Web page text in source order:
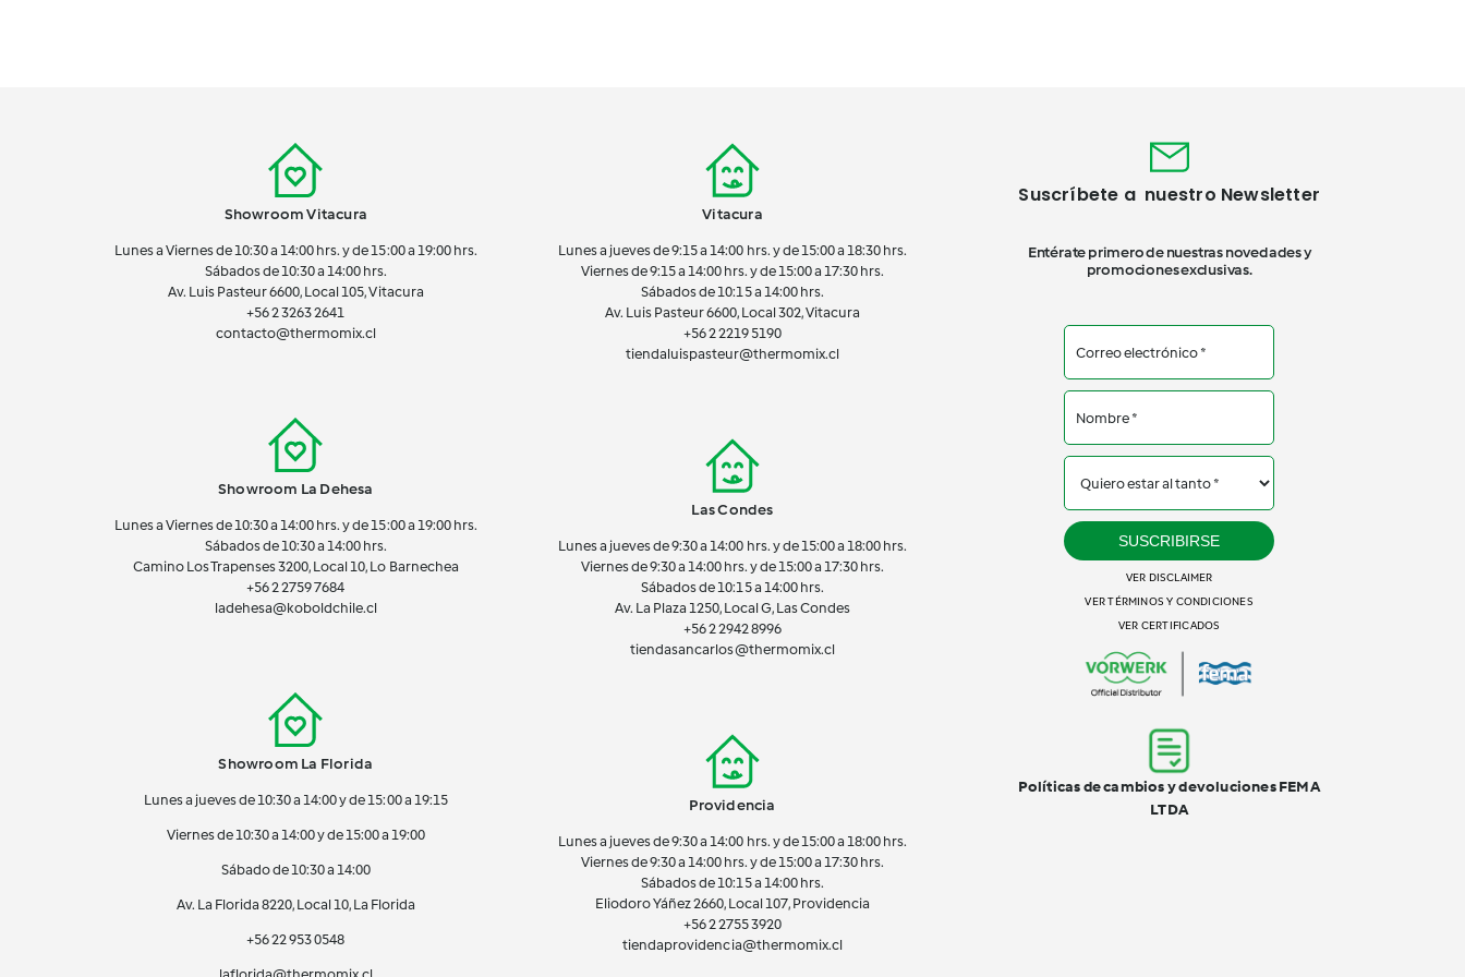
Showroom Vitacura
Lunes a Viernes de 10:30 a 14:00 hrs. y de 15:00 a 19:00 hrs.
Sábados de 10:30 a 14:00 hrs.
Av. Luis Pasteur 6600, Local 105, Vitacura
+56 2 3263 2641
contacto@thermomix.cl
Showroom La Dehesa
Lunes a Viernes de 10:30 a 14:00 hrs. y de 15:00 a 19:00 hrs.
Sábados de 10:30 a 14:00 hrs.
Camino Los Trapenses 3200, Local 10, Lo Barnechea
+56 22759 7684
ladehesa@koboldchile.cl
Showroom La Florida
Lunes a jueves de 10:30 a 14:00 y de 15:00 a 19:15
Viernes de 10:30 a 14:00 y de 15:00 a 19:00
Sábado de 10:30 a 14:00
Av. La Florida 8220, Local 10, La Florida
+56 22 953 0548
Vitacura
Lunes a jueves de 9:15 a 14:00 hrs. y de 15:00 a 18:30 hrs.
Viernes de 9:15 a 14:00 hrs. y de 15:00 a 17:30 hrs.
Sábados de 10:15 a 14:00 hrs.
Av. Luis Pasteur 6600, Local 302, Vitacura
+56 2 2219 5190
tiendaluispasteur@thermomix.cl
Las Condes
Lunes a jueves de 9:30 a 14:00 hrs. y de 15:00 a 18:00 hrs.
Viernes de 9:30 a 14:00 hrs. y de 15:00 a 17:30 hrs.
Sábados de 10:15 a 14:00 hrs.
Av. La Plaza 1250, Local G, Las Condes
+56 2 2942 8996
tiendasancarlos@thermomix.cl
Providencia
Lunes a jueves de 9:30 a 14:00 hrs. y de 15:00 a 18:00 hrs.
Viernes de 9:30 a 14:00 hrs. y de 15:00 a 17:30 hrs.
Sábados de 10:15 a 14:00 hrs.
Eliodoro Yáñez 2660, Local 107, Providencia
+56 2 2755 3920
tiendaprovidencia@thermomix.cl
Suscríbete a nuestro Newsletter
Entérate primero de nuestras novedades y
promociones exclusivas.
SUSCRIBIRSE
VER DISCLAIMER
VER TÉRMINOS Y CONDICIONES
VER CERTIFICADOS
Políticas de cambios y devoluciones FEMA
LTDA